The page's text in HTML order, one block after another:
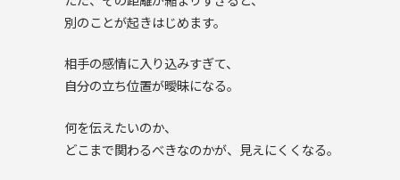
別のことが起きはじめます。
相手の感情に入り込みすぎて、
自分の立ち位置が曖昧になる。
何を伝えたいのか、
どこまで関わるべきなのかが、見えにくくなる。